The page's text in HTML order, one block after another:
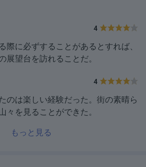
4
際に必ずすることがあるとすれば、
展望台を訪れることだ。
4
のは楽しい経験だった。街の素晴ら
々を見ることができた。
もっと見る